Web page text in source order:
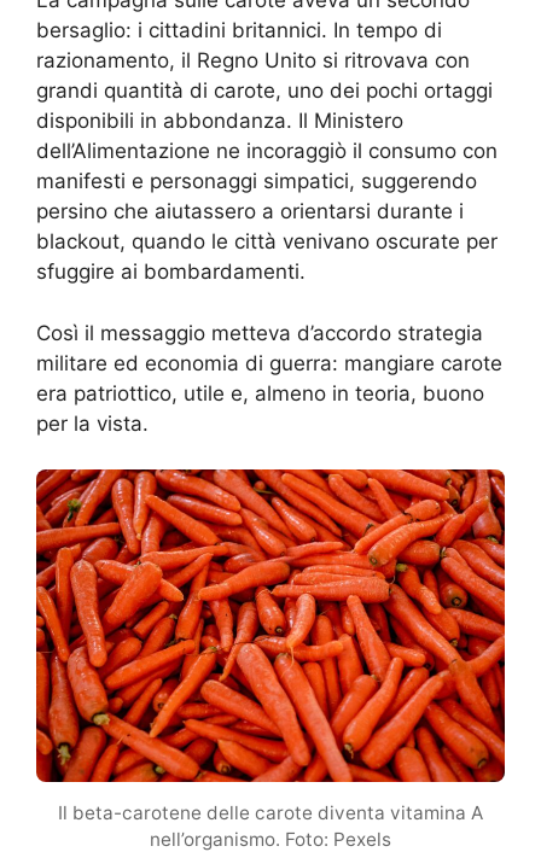
bersaglio: i cittadini britannici. In tempo di
razionamento, il Regno Unito si ritrovava con
grandi quantità di carote, uno dei pochi ortaggi
disponibili in abbondanza. Il Ministero
dell’Alimentazione ne incoraggiò il consumo con
manifesti e personaggi simpatici, suggerendo
persino che aiutassero a orientarsi durante i
blackout, quando le città venivano oscurate per
sfuggire ai bombardamenti.
Così il messaggio metteva d’accordo strategia
militare ed economia di guerra: mangiare carote
era patriottico, utile e, almeno in teoria, buono
per la vista.
Il beta-carotene delle carote diventa vitamina A
nell’organismo. Foto: Pexels